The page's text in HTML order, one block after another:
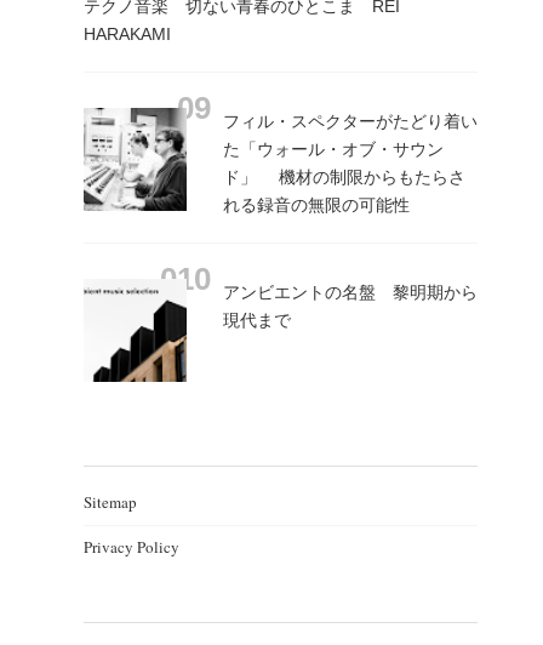
テクノ音楽 切ない青春のひとこま REI
HARAKAMI
フィル・スペクターがたどり着い
た「ウォール・オブ・サウン
ド」 機材の制限からもたらさ
れる録音の無限の可能性
アンビエントの名盤 黎明期から
現代まで
Sitemap
Privacy Policy